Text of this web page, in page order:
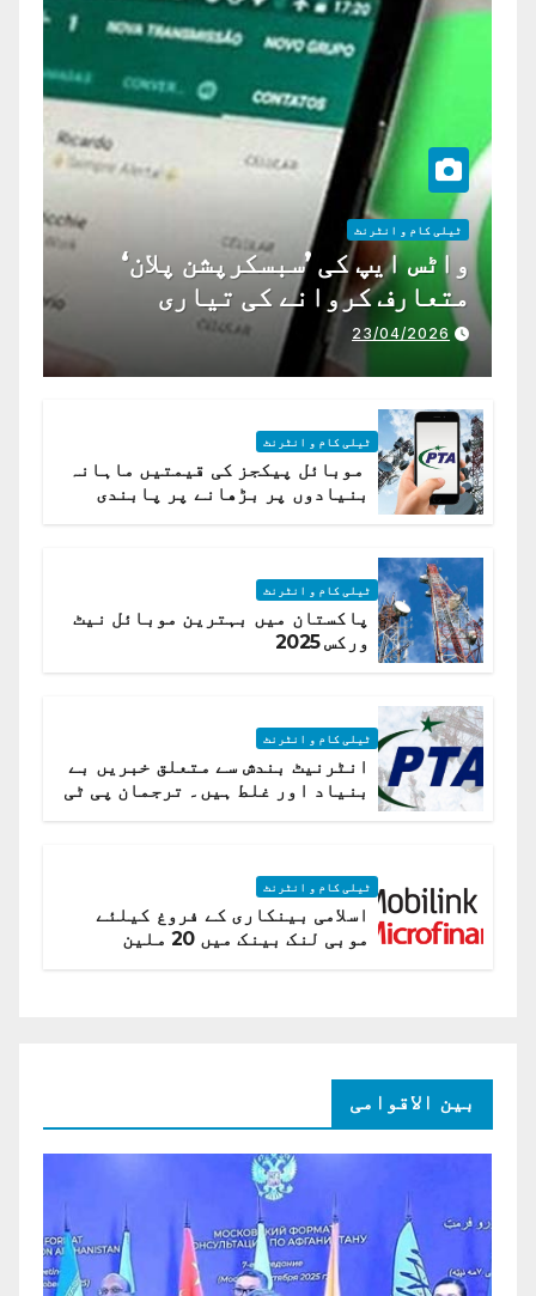
ٹیلی کام و انٹرنٹ
واٹس ایپ کی ’سبسکرپشن پلان‘
متعارف کروانے کی تیاری
23/04/2026
ٹیلی کام و انٹرنٹ
موبائل پیکجز کی قیمتیں ماہانہ
بنیادوں پر بڑھانے پر پابندی
ٹیلی کام و انٹرنٹ
پاکستان میں بہترین موبائل نیٹ
ورکس 2025
ٹیلی کام و انٹرنٹ
انٹرنیٹ بندش سے متعلق خبریں بے
بنیاد اور غلط ہیں۔ ترجمان پی ٹی
ٹیلی کام و انٹرنٹ
اسلامی بینکاری کے فروغ کیلئے
موبی لنک بینک میں 20 ملین
بین الاقوامی